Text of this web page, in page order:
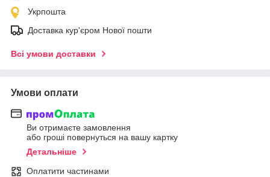
Укрпошта
Доставка кур'єром Нової пошти
Всі умови доставки
Умови оплати
Ви отримаєте замовлення
або гроші повернуться на вашу картку
Детальніше
Оплатити частинами